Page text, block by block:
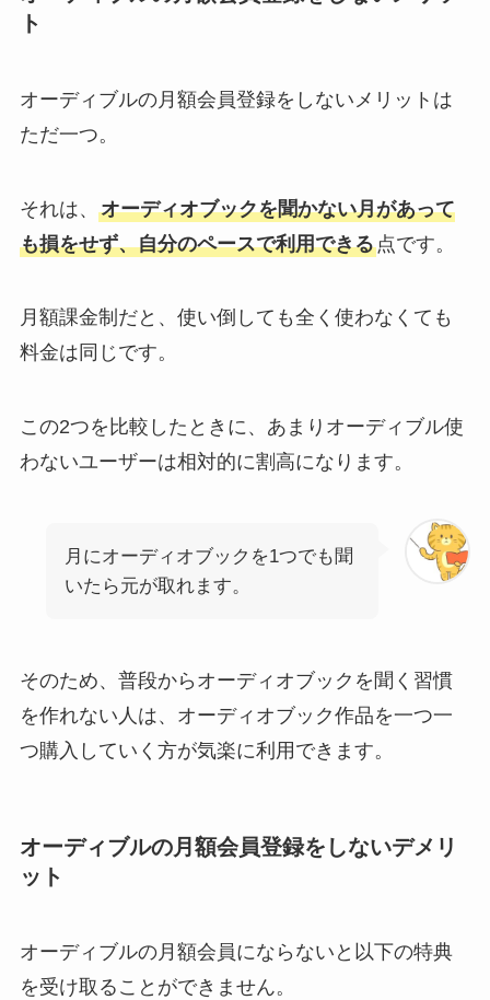
ト
オーディブルの月額会員登録をしないメリットは
ただ一つ。
それは、 オーディオブックを聞かない月があって
も損をせず、自分のペースで利用できる点です。
月額課金制だと、使い倒しても全く使わなくても
料金は同じです。
この2つを比較したときに、あまりオーディブル使
わないユーザーは相対的に割高になります。
月にオーディオブックを1つでも聞
いたら元が取れます。
そのため、普段からオーディオブックを聞く習慣
を作れない人は、オーディオブック作品を一つ一
つ購入していく方が気楽に利用できます。
オーディブルの月額会員登録をしないデメリ
ット
オーディブルの月額会員にならないと以下の特典
を受け取ることができません。